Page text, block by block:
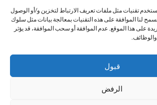
تقنيات مثل ملفات تعريف الارتباط لتخزين و/أو الوصول
لنا الموافقة على هذه التقنيات بمعالجة بيانات مثل سلوك
على هذا الموقع. عدم الموافقة أو سحب الموافقة، قد يؤثر
قبول
الرفض
إعادة بناء أطراف كريكوفيتش من شركة